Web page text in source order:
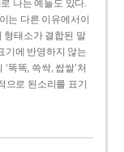
나는 예들도 있다.
는 다른 이유에서이
형태소가 결합된 말
기에 반영하지 않는
똑똑, 쓱싹, 쌉쌀’처
으로 된소리를 표기